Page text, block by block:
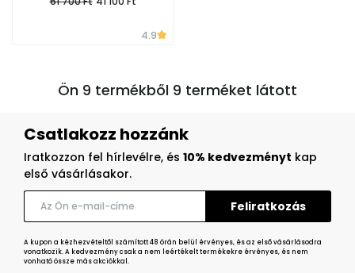
4.9
Ön 9 termékből 9 terméket látott
Csatlakozz hozzánk
Iratkozzon fel hírlevélre, és 10% kedvezményt kap
első vásárlásakor.
A kupon a kézhezvételtől számított 48 órán belül érvényes, és az első vásárlásodra
vonatkozik. A kedvezmény csak a nem leértékelt termékekre érvényes, és nem
vonható össze más akciókkal.